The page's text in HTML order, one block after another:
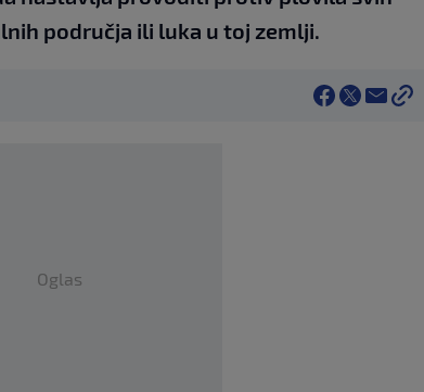
područja ili luka u toj zemlji.
Oglas